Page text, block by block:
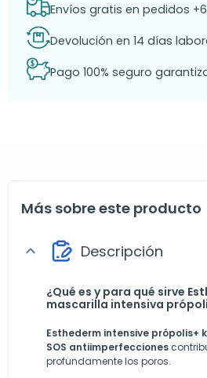
Envíos gratis en pedidos
Devolución en 14 días
Pago 100% seguro
Más sobre este producto
expand_more Descripción
¿Qué es y para qué sirve
mascarilla intensiva
Esthederm intensive própolis+
SOS antiimperfecciones
profundamente los poros.